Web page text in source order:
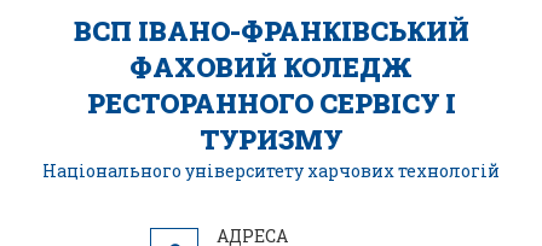
ВСП ІВАНО-ФРАНКІВСЬКИЙ
ФАХОВИЙ КОЛЕДЖ
РЕСТОРАННОГО СЕРВІСУ І
ТУРИЗМУ
Національного університету харчових технологій